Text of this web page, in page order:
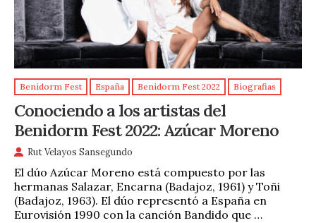
Benidorm Fest España Benidorm Fest 2022 Biografias
Conociendo a los artistas del
Benidorm Fest 2022: Azúcar Moreno
Rut Velayos Sansegundo
El dúo Azúcar Moreno está compuesto por las
hermanas Salazar, Encarna (Badajoz, 1961) y Toñi
(Badajoz, 1963). El dúo representó a España en
Eurovisión 1990 con la canción Bandido que …